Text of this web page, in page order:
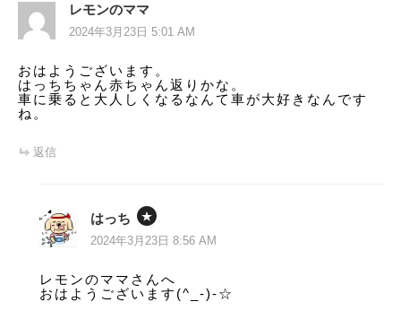
ー
シ
ョ
ン
レモンのママ
2024年3月23日 5:01 AM
おはようございます。
はっちちゃん赤ちゃん返りかな。
車に乗ると大人しくなるなんて車が大好きなんです
ね。
返信
はっち
2024年3月23日 8:56 AM
レモンのママさんへ
おはようございます(^_-)-☆